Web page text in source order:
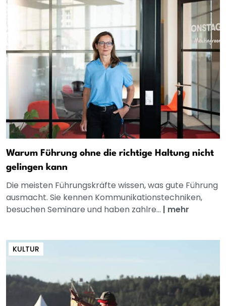
Warum Führung ohne die richtige Haltung nicht
gelingen kann
Die meisten Führungskräfte wissen, was gute Führung
ausmacht. Sie kennen Kommunikationstechniken,
besuchen Seminare und haben zahlre... | mehr
KULTUR